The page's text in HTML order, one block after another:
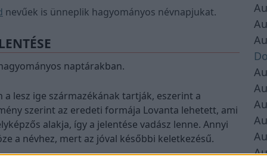
nevűek is ünneplik hagyományos névnapjukat.
naptárakban.
lesz ige származékának tartják, eszerint a
szerint az eredeti formája Lovanta lehetett, ami
alakja, így a jelentése vadász lenne. Annyi
a névhez, mert az jóval későbbi keletkezésű.